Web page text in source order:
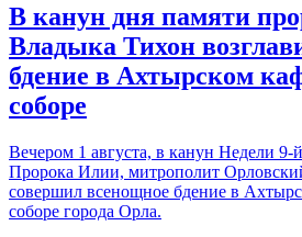
В канун дня памяти
Владыка Тихон
бдение в Ахтырском
соборе
Вечером 1 августа, в канун Недели 9-
Пророка Илии, митрополит
совершил всенощное бдение в
соборе города Орла.